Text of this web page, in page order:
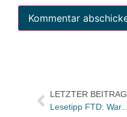
LETZTER BEITRAG
Lesetipp FTD: Warum die Schweizer Kette Valora in Deutschland expandieren muss